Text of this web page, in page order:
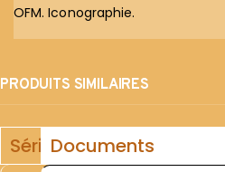
OFM. Iconographie.
PRODUITS SIMILAIRES
SérieDocuments